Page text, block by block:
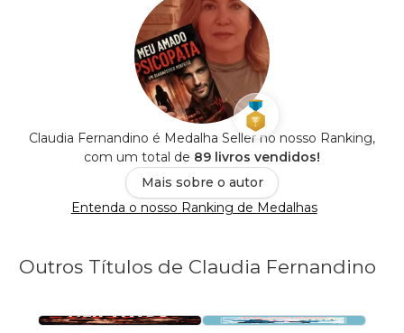
Claudia Fernandino é Medalha Seller no nosso Ranking,
com um total de 89 livros vendidos!
Mais sobre o autor
Entenda o nosso Ranking de Medalhas
Outros Títulos de Claudia Fernandino